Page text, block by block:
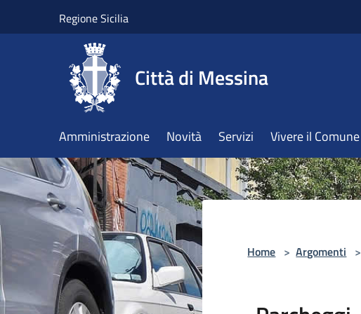
Regione Sicilia
Città di Messina
Amministrazione Novità Servizi Vivere il Comune
Home > Argomenti >